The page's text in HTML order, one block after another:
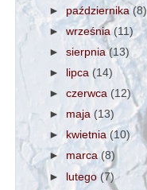
►października(8)
►września (11)
►sierpnia(13)
►
lipca (14)
►czerwca (12)
► maja (13)
►kwietnia (10)
► marca (8)
► lutego(7)